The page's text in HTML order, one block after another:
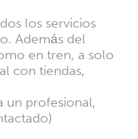
los servicios
Además del
en tren, a solo
con tiendas,
un profesional,